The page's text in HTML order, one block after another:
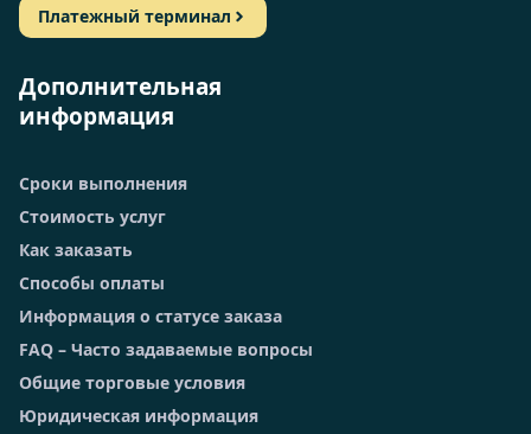
Платежный терминал
Дополнительная
информация
Сроки выполнения
Стоимость услуг
Как заказать
Способы оплаты
Информация о статусе заказа
FAQ – Часто задаваемые вопросы
Общие торговые условия
Юридическая информация